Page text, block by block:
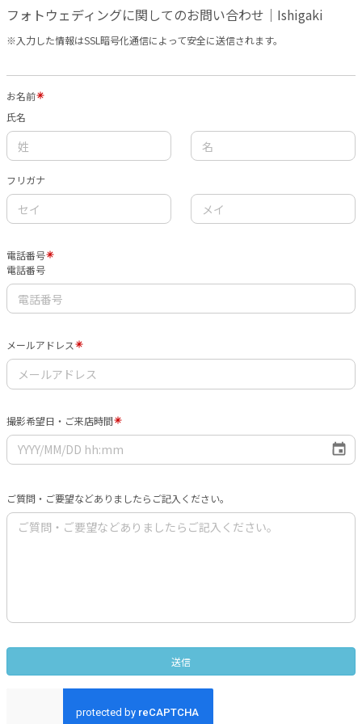
フォトウェディングに関してのお問い合わせ｜Ishigaki
※入力した情報はSSL暗号化通信によって安全に送信されます。
お名前
氏名
フリガナ
電話番号
電話番号
メールアドレス
撮影希望日・ご来店時間
ご質問・ご要望などありましたらご記入ください。
送信